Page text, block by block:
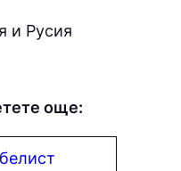
и Русия
още: